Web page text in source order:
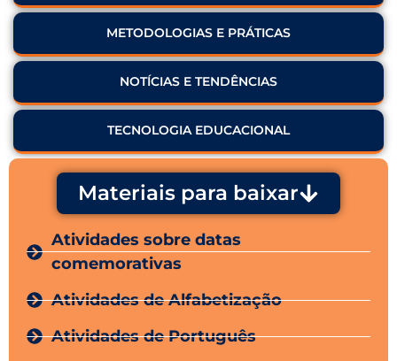
METODOLOGIAS E PRÁTICAS
NOTÍCIAS E TENDÊNCIAS
TECNOLOGIA EDUCACIONAL
Materiais para baixar
Atividades sobre datas
comemorativas
Atividades de Alfabetização
Atividades de Português